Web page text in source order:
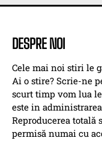
DESPRE NOI
Cele mai noi stiri le
Ai o stire? Scrie-ne
scurt timp vom lua
este in
Reproducerea totală
permisă numai cu